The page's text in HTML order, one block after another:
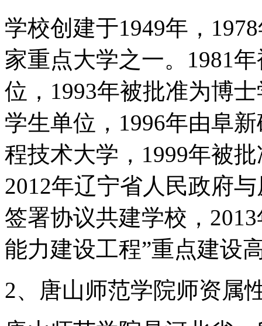
学校创建于1949年，
家重点大学之一。1981
位，1993年被批准为博
学生单位，1996年由阜
程技术大学，1999年被
2012年辽宁省人民政府
签署协议共建学校，
能力建设工程”重点建设
2、唐山师范学院师资属